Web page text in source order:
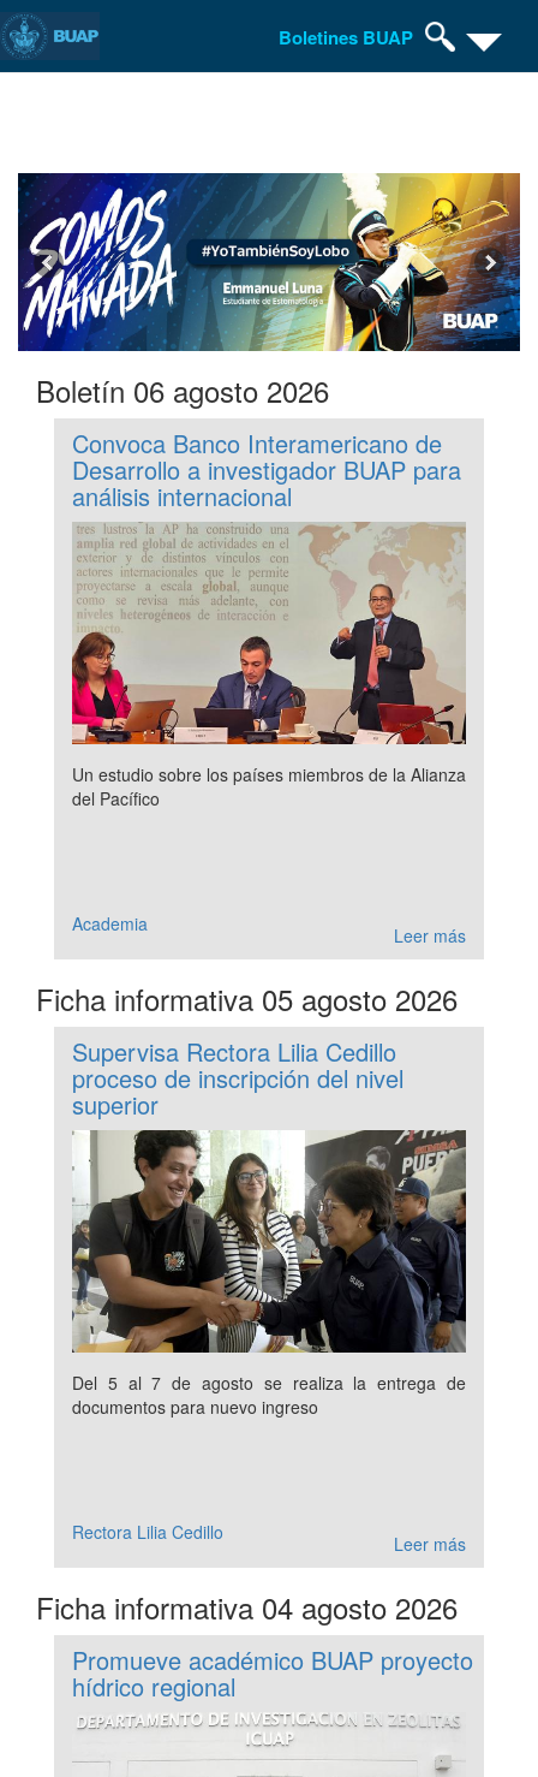
Boletines BUAP
Boletín 06 agosto 2026
Convoca Banco Interamericano de
Desarrollo a investigador BUAP para
análisis internacional
Un estudio sobre los países miembros de la Alianza
del Pacífico
Academia Leer más
Ficha informativa 05 agosto 2026
Supervisa Rectora Lilia Cedillo
proceso de inscripción del nivel
superior
Del 5 al 7 de agosto se realiza la entrega de
documentos para nuevo ingreso
Rectora Lilia Cedillo Leer más
Ficha informativa 04 agosto 2026
Promueve académico BUAP proyecto
hídrico regional